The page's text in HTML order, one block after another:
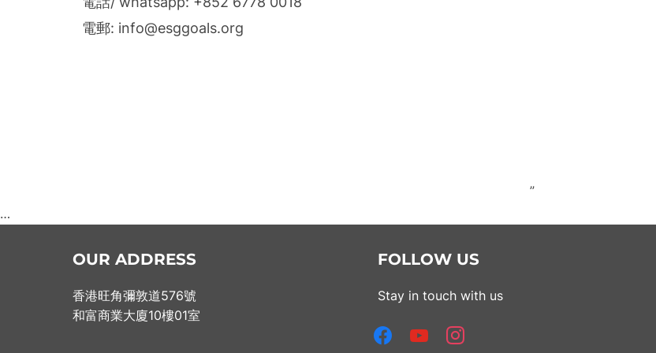
電郵: info@esggoals.org
”
…
OUR ADDRESS
香港旺角彌敦道576號
和富商業大廈10樓01室
FOLLOW US
Stay in touch with us
facebookyoutubeinstagram